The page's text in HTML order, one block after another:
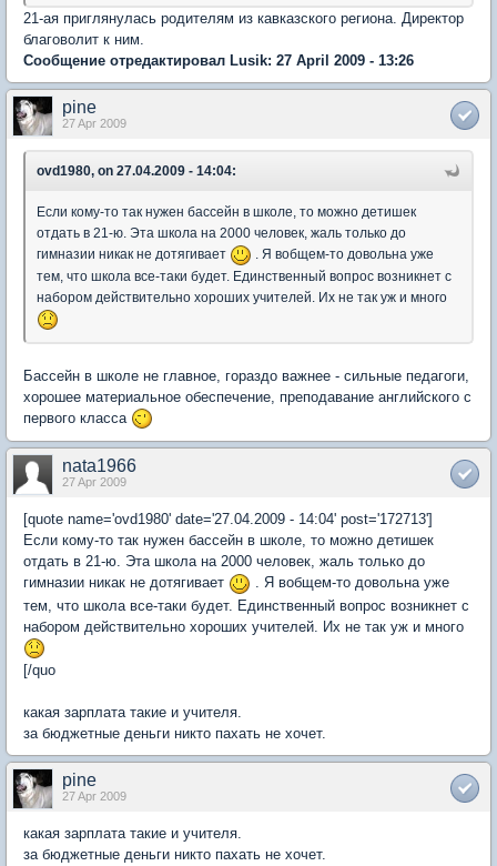
21-ая приглянулась родителям из кавказского региона. Директор
благоволит к ним.
Сообщение отредактировал Lusik: 27 April 2009 - 13:26
pine
27 Apr 2009
ovd1980, on 27.04.2009 - 14:04:
Если кому-то так нужен бассейн в школе, то можно детишек
отдать в 21-ю. Эта школа на 2000 человек, жаль только до
гимназии никак не дотягивает
. Я вобщем-то довольна уже
тем, что школа все-таки будет. Единственный вопрос возникнет с
набором действительно хороших учителей. Их не так уж и много
Бассейн в школе не главное, гораздо важнее - сильные педагоги,
хорошее материальное обеспечение, преподавание английского с
первого класса
nata1966
27 Apr 2009
[quote name='ovd1980' date='27.04.2009 - 14:04' post='172713']
Если кому-то так нужен бассейн в школе, то можно детишек
отдать в 21-ю. Эта школа на 2000 человек, жаль только до
гимназии никак не дотягивает
. Я вобщем-то довольна уже
тем, что школа все-таки будет. Единственный вопрос возникнет с
набором действительно хороших учителей. Их не так уж и много
[/quo
какая зарплата такие и учителя.
за бюджетные деньги никто пахать не хочет.
pine
27 Apr 2009
какая зарплата такие и учителя.
за бюджетные деньги никто пахать не хочет.